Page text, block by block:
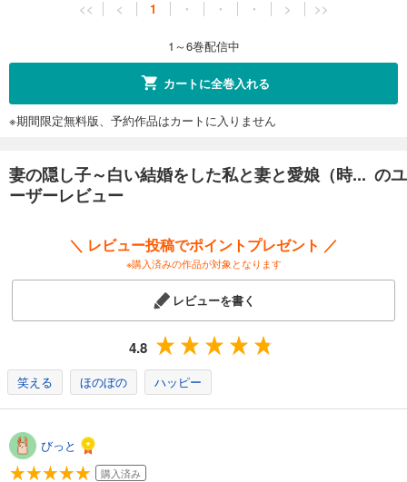
<< < 1 ・ ・ ・ > >>
1～6巻配信中
カートに全巻入れる
※期間限定無料版、予約作品はカートに入りません
妻の隠し子～白い結婚をした私と妻と愛娘（時... のユ
ーザーレビュー
＼ レビュー投稿でポイントプレゼント ／
※購入済みの作品が対象となります
レビューを書く
4.8
笑える ほのぼの ハッピー
びっと
購入済み